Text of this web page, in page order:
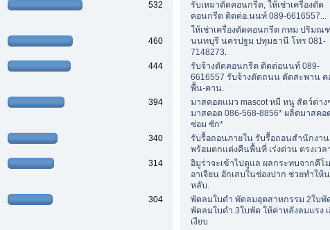
532
460
444
394
340
314
304
รับเหมาตัดคอนกรีต, ให้เช่าเครื่องตัด
คอนกรีต ติดต่อ.นนท์ 089-6616557...
ให้เช่าเครื่องตัดคอนกรีต กทม ปริมณ
นนทบุรี นครปฐม ปทุมธานี โทร 081-
7148273.
รับจ้างตัดคอนกรีต ติดต่อนนท์ 089-
6616557 รับจ้างตัดถนน ตัดสะพาน ค
พื้น-คาน.
มาสคอตแมว mascot หมี หนู สัตว์ต่าง
มาสคอต 086-568-8856* ผลิตมาสคอ
ซ่อม ซัก*
รับรื้อถอนภายใน รับรื้อถอนสำนักงาน
พร้อมตกแต่งคืนพื้นที่ เร่งด่วน ตรงเวล
อิมูร่าจะเข้าไปดูแล ผลกระทบจากคีโม
อาเจียน อักเสบในช่องปาก ช่วยทำให้
หลับ.
พัดลมใบดำ พัดลมอุตสาหกรรม 2ใบพั
พัดลมใบดำ 3ใบพัด ให้ค่าหลังลมแรง เ
เงียบ